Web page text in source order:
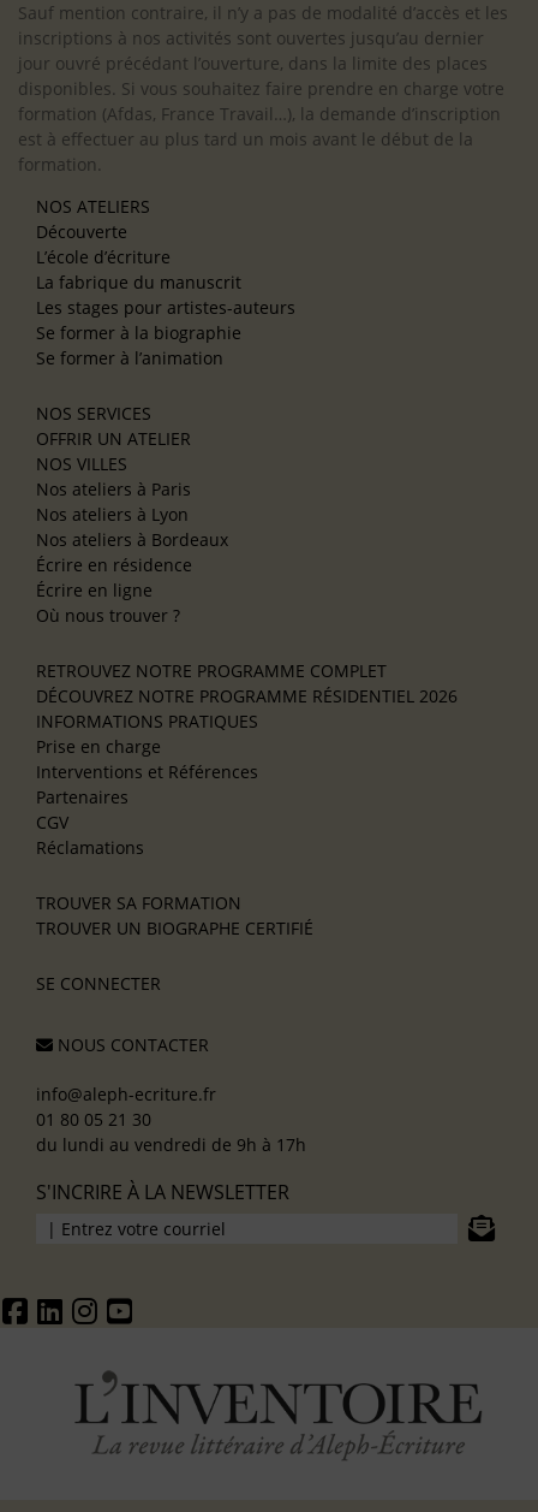
Sauf mention contraire, il n’y a pas de modalité d’accès et les
inscriptions à nos activités sont ouvertes jusqu’au dernier
jour ouvré précédant l’ouverture, dans la limite des places
disponibles. Si vous souhaitez faire prendre en charge votre
formation (Afdas, France Travail…), la demande d’inscription
est à effectuer au plus tard un mois avant le début de la
formation.
NOS ATELIERS
Découverte
L’école d’écriture
La fabrique du manuscrit
Les stages pour artistes-auteurs
Se former à la biographie
Se former à l’animation
NOS SERVICES
OFFRIR UN ATELIER
NOS VILLES
Nos ateliers à Paris
Nos ateliers à Lyon
Nos ateliers à Bordeaux
Écrire en résidence
Écrire en ligne
Où nous trouver ?
RETROUVEZ NOTRE PROGRAMME COMPLET
DÉCOUVREZ NOTRE PROGRAMME RÉSIDENTIEL 2026
INFORMATIONS PRATIQUES
Prise en charge
Interventions et Références
Partenaires
CGV
Réclamations
TROUVER SA FORMATION
TROUVER UN BIOGRAPHE CERTIFIÉ
SE CONNECTER
NOUS CONTACTER
info@aleph-ecriture.fr
01 80 05 21 30
du lundi au vendredi de 9h à 17h
S'INCRIRE À LA NEWSLETTER